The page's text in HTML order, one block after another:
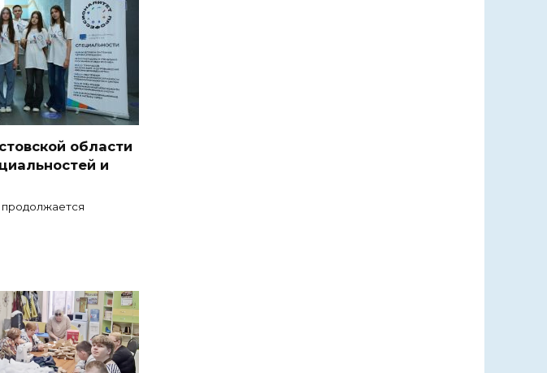
области
и